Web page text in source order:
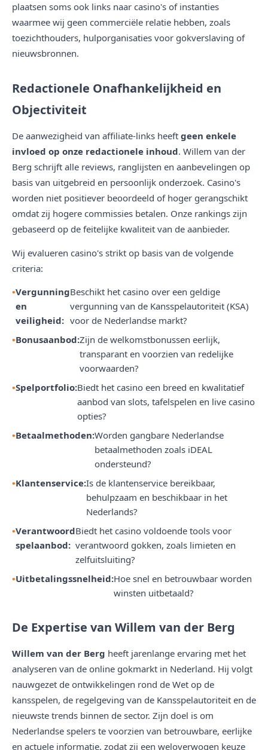
plaatsen soms ook links naar casino's of instanties
waarmee wij geen commerciële relatie hebben, zoals
toezichthouders, hulporganisaties voor gokverslaving of
nieuwsbronnen.
Redactionele Onafhankelijkheid en
Objectiviteit
De aanwezigheid van affiliate-links heeft geen enkele
invloed op onze redactionele inhoud. Willem van der
Berg schrijft alle reviews, ranglijsten en aanbevelingen op
basis van uitgebreid en persoonlijk onderzoek. Casino's
worden niet positiever beoordeeld of hoger gerangschikt
omdat zij hogere commissies betalen. Onze rankings zijn
gebaseerd op de feitelijke kwaliteit van de aanbieder.
Wij evalueren casino's strikt op basis van de volgende
criteria:
Vergunning
en
veiligheid:
Beschikt het casino over een geldige
vergunning van de Kansspelautoriteit (KSA)
voor de Nederlandse markt?
Bonusaanbod:Zijn de welkomstbonussen eerlijk,
transparant en voorzien van redelijke
voorwaarden?
Spelportfolio:Biedt het casino een breed en kwalitatief
aanbod van slots, tafelspelen en live casino
opties?
Betaalmethoden:Worden gangbare Nederlandse
betaalmethoden zoals iDEAL
ondersteund?
Klantenservice:Is de klantenservice bereikbaar,
behulpzaam en beschikbaar in het
Nederlands?
Verantwoord
spelaanbod:
Biedt het casino voldoende tools voor
verantwoord gokken, zoals limieten en
zelfuitsluiting?
Uitbetalingssnelheid:Hoe snel en betrouwbaar worden
winsten uitbetaald?
De Expertise van Willem van der Berg
Willem van der Berg heeft jarenlange ervaring met het
analyseren van de online gokmarkt in Nederland. Hij volgt
nauwgezet de ontwikkelingen rond de Wet op de
kansspelen, de regelgeving van de Kansspelautoriteit en de
nieuwste trends binnen de sector. Zijn doel is om
Nederlandse spelers te voorzien van betrouwbare, eerlijke
en actuele informatie, zodat zij een weloverwogen keuze